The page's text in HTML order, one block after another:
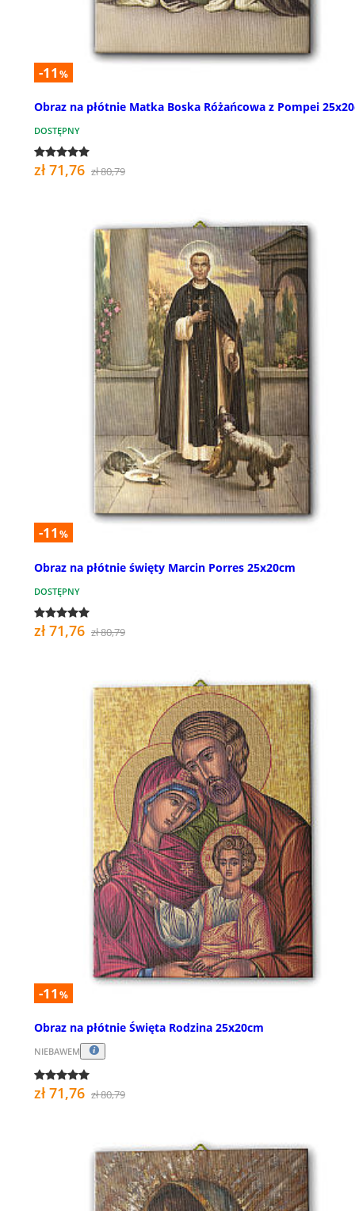
-11 %
Obraz na płótnie Matka Boska Różańcowa z Pompei
DOSTĘPNY
zł 71,76 zł 80,79
-11 %
Obraz na płótnie święty Marcin Porres 25x20cm
DOSTĘPNY
zł 71,76 zł 80,79
-11 %
Obraz na płótnie Święta Rodzina 25x20cm
NIEBAWEM
zł 71,76 zł 80,79